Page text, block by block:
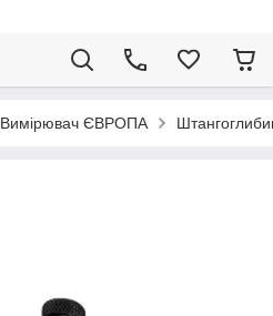
Вимірювач ЄВРОПА